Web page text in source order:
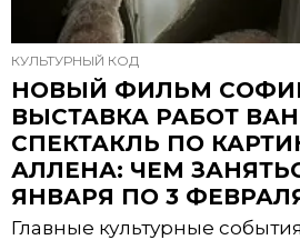
КУЛЬТУРНЫЙ КОД
НОВЫЙ ФИЛЬМ
ВЫСТАВКА РАБОТ ВАН
СПЕКТАКЛЬ ПО
АЛЛЕНА: ЧЕМ
ЯНВАРЯ ПО 3
Главные культурные